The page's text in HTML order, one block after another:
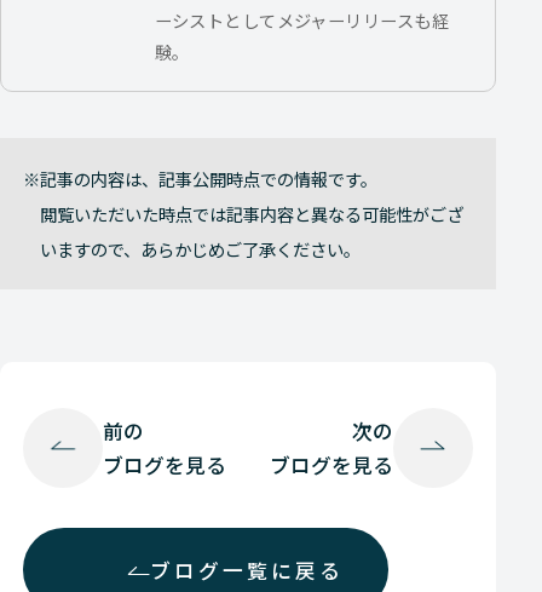
ーシストとしてメジャーリリースも経
験。
記事の内容は、記事公開時点での情報です。
閲覧いただいた時点では記事内容と異なる可能性がござ
いますので、あらかじめご了承ください。
前の
ブログを見る
ブログ一覧に戻る
次の
ブログを見る